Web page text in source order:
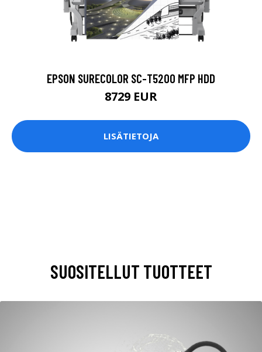
EPSON SURECOLOR SC-T5200 MFP HDD
8729 EUR
LISÄTIETOJA
SUOSITELLUT TUOTTEET